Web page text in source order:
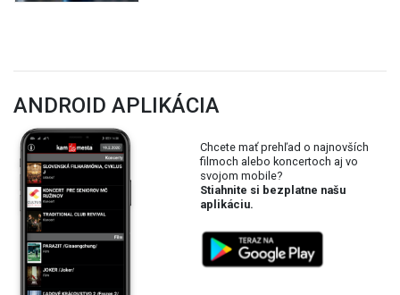
ANDROID APLIKÁCIA
Chcete mať prehľad o najnovších
filmoch alebo koncertoch aj vo
svojom mobile?
Stiahnite si bezplatne našu
aplikáciu.